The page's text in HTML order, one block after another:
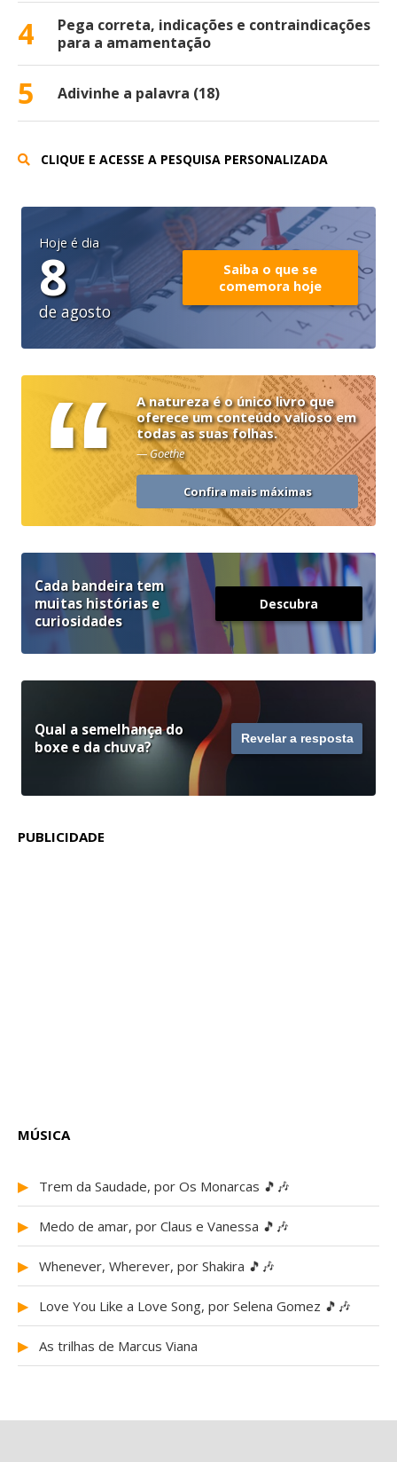
4
Pega correta, indicações e contraindicações
para a amamentação
5 Adivinhe a palavra (18)
CLIQUE E ACESSE A PESQUISA PERSONALIZADA
Hoje é dia
8
de agosto
Saiba o que se
comemora hoje
“
A natureza é o único livro que
oferece um conteúdo valioso em
todas as suas folhas.
— Goethe
Confira mais máximas
Cada bandeira tem
muitas histórias e
curiosidades
Descubra
Qual a semelhança do
boxe e da chuva?
Revelar a resposta
PUBLICIDADE
MÚSICA
▶ Trem da Saudade, por Os Monarcas 🎵🎶
▶ Medo de amar, por Claus e Vanessa 🎵🎶
▶ Whenever, Wherever, por Shakira 🎵🎶
▶ Love You Like a Love Song, por Selena Gomez 🎵🎶
▶ As trilhas de Marcus Viana